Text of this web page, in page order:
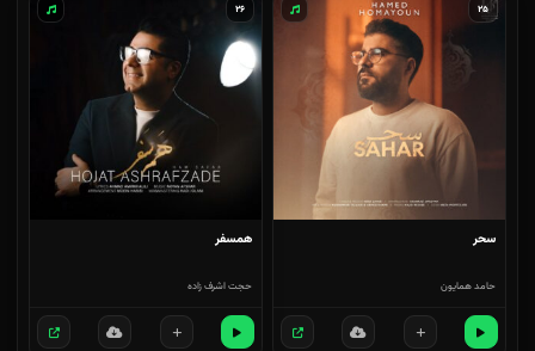
۲۵
سحر
حامد همایون
۲۶
همسفر
حجت اشرف زاده